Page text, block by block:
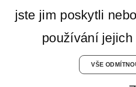
jste jim poskytli
používání
VŠE